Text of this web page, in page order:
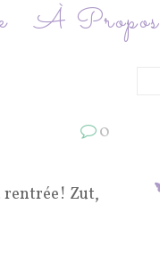
À Propos
0
rentrée! Zut,